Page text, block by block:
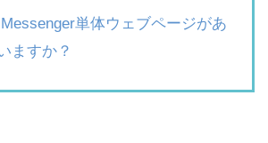
単体ウェブページがあ
ますか？